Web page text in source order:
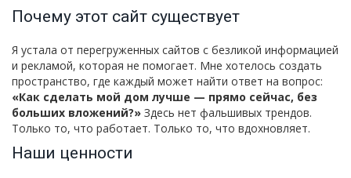
Почему этот сайт существует
Я устала от перегруженных сайтов с безликой информацией
и рекламой, которая не помогает. Мне хотелось создать
пространство, где каждый может найти ответ на вопрос:
«Как сделать мой дом лучше — прямо сейчас, без
больших вложений?» Здесь нет фальшивых трендов.
Только то, что работает. Только то, что вдохновляет.
Наши ценности